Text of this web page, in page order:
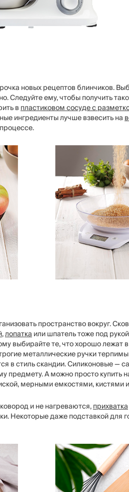
новых рецептов блинчиков.
Следуйте ему, чтобы получить
впластиковом сосуде с
ингредиенты лучше взвесить на
пространство вокруг.
,лопаткаили шпатель тоже под
выбирайте те, что хорошо лежат
металлические ручки
в стиль скандии. Силиконовые —
А можно просто купить
мерными емкостями, кистями
и не нагреваются,прихватка
Некоторые даже подставкой для